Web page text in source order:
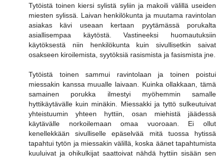
Tytöistä toinen kiersi sylistä syliin ja makoili välillä useiden
miesten sylissä. Laivan henkilökunta ja muutama ravintolan
asiakas kävi useaan kertaan pyytämässä porukalta
asiallisempaa käytöstä. Vastineeksi huomautuksiin
käytöksestä niin henkilökunta kuin sivullisetkin saivat
osakseen kiroilemista, syytöksiä rasismista ja fasismista jne.
Tytöistä toinen sammui ravintolaan ja toinen poistui
miessakin kanssa muualle laivaan. Kuinka ollakkaan, tämä
samainen porukka ilmestyi myöhemmin samalle
hyttikäytävälle kuin minäkin. Miessakki ja tyttö sulkeutuivat
yhteistuumin yhteen hyttiin, osan miehistä jäädessä
käytävälle norkoilemaan omaa vuoroaan. Ei ollut
kenellekkään sivulliselle epäselvää mitä tuossa hytissä
tapahtui tytön ja miessakin välillä, koska äänet tapahtumista
kuuluivat ja ohikulkijat saattoivat nähdä hyttiin sisään sen